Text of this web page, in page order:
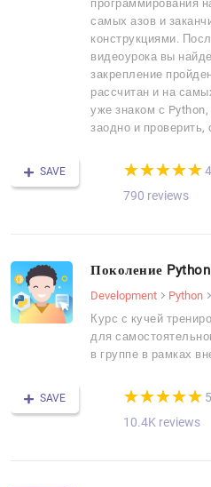
программирования
самых азов и
конструкциями.
видеоурока вы
закрепление
рассчитан и на
уже знаком с
заодно и проверить,
SAVE (*)
★
★
(*)★
★
(*) ★
★
(*) ★
★
(*) ★
★
790 reviews
Поколение
Development Python
Курс с кучей
для
в группе в рамках
SAVE (*)
★
★
(*)★
★
(*) ★
★
(*) ★
★
(*) ★
★ 5
10.4K reviews